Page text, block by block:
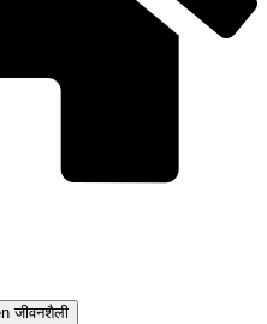
जीवनशैली